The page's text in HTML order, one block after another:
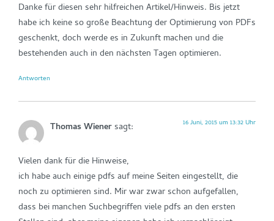
Danke für diesen sehr hilfreichen Artikel/Hinweis. Bis jetzt
habe ich keine so große Beachtung der Optimierung von PDFs
geschenkt, doch werde es in Zukunft machen und die
bestehenden auch in den nächsten Tagen optimieren.
Antworten
Thomas Wienersagt: 16 Juni, 2015 um 13:32 Uhr
Vielen dank für die Hinweise,
ich habe auch einige pdfs auf meine Seiten eingestellt, die
noch zu optimieren sind. Mir war zwar schon aufgefallen,
dass bei manchen Suchbegriffen viele pdfs an den ersten